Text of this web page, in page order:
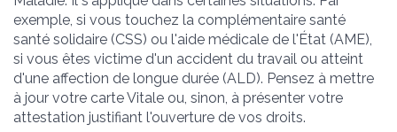
exemple, si vous touchez la complémentaire santé
santé solidaire (CSS) ou l'aide médicale de l'État (AME),
si vous êtes victime d'un accident du travail ou atteint
d'une affection de longue durée (ALD). Pensez à mettre
à jour votre carte Vitale ou, sinon, à présenter votre
attestation justifiant l'ouverture de vos droits.